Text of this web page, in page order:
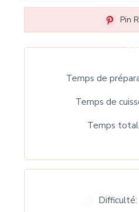
Pin
Temps de
Temps de
Temps total
Difficulté: